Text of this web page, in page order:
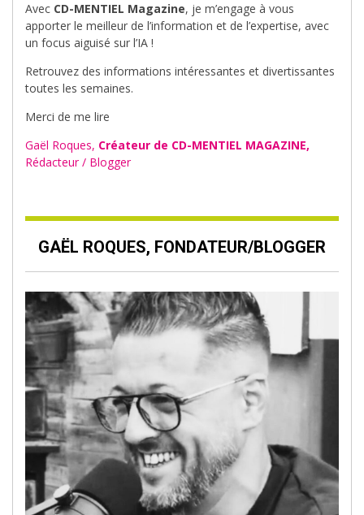
Avec CD-MENTIEL Magazine, je m’engage à vous
apporter le meilleur de l’information et de l’expertise, avec
un focus aiguisé sur l’IA !
Retrouvez des informations intéressantes et divertissantes
toutes les semaines.
Merci de me lire
Gaël Roques, Créateur de CD-MENTIEL MAGAZINE,
Rédacteur / Blogger
GAËL ROQUES, FONDATEUR/BLOGGER